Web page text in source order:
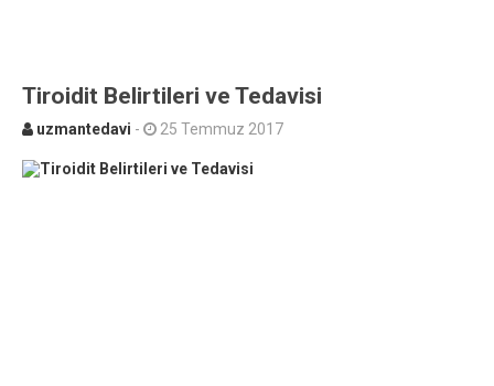
Tiroidit Belirtileri ve Tedavisi
uzmantedavi - 25 Temmuz 2017